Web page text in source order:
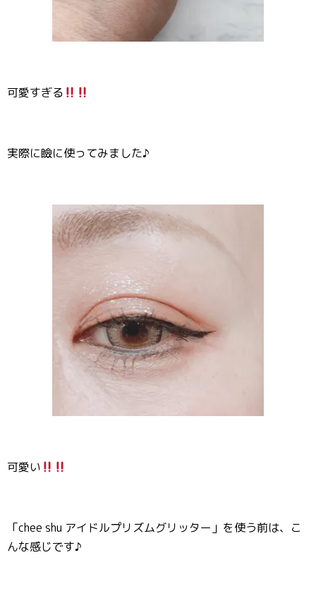
可愛すぎる
実際に瞼に使ってみました♪
可愛い
「chee shu アイドルプリズムグリッター」を使う前は、こ
んな感じです♪